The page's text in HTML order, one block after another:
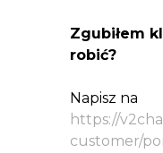
Zgubiłem
robić?
Napisz na
https://
customer/